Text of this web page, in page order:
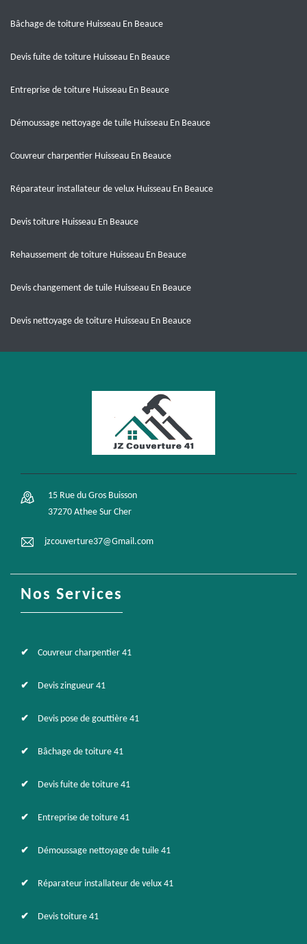
Bâchage de toiture Huisseau En Beauce
Devis fuite de toiture Huisseau En Beauce
Entreprise de toiture Huisseau En Beauce
Démoussage nettoyage de tuile Huisseau En Beauce
Couvreur charpentier Huisseau En Beauce
Réparateur installateur de velux Huisseau En Beauce
Devis toiture Huisseau En Beauce
Rehaussement de toiture Huisseau En Beauce
Devis changement de tuile Huisseau En Beauce
Devis nettoyage de toiture Huisseau En Beauce
15 Rue du Gros Buisson
37270 Athee Sur Cher
jzcouverture37@Gmail.com
Nos Services
Couvreur charpentier 41
Devis zingueur 41
Devis pose de gouttière 41
Bâchage de toiture 41
Devis fuite de toiture 41
Entreprise de toiture 41
Démoussage nettoyage de tuile 41
Réparateur installateur de velux 41
Devis toiture 41